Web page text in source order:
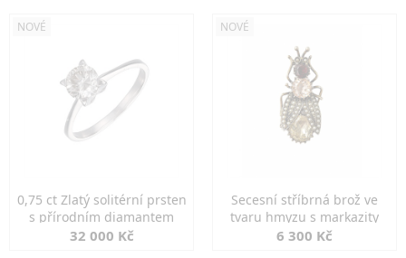
NOVÉ
0,75 ct Zlatý solitérní prsten
s přírodním diamantem
32 000 Kč
NOVÉ
Secesní stříbrná brož ve
tvaru hmyzu s markazity
6 300 Kč